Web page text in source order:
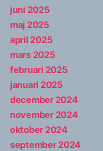
juni 2025
maj 2025
april 2025
mars 2025
februari 2025
januari 2025
december 2024
november 2024
oktober 2024
september 2024